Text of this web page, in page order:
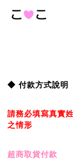
◆ 付款方式說明
請務必填寫真實
之情形
超商取貨付款